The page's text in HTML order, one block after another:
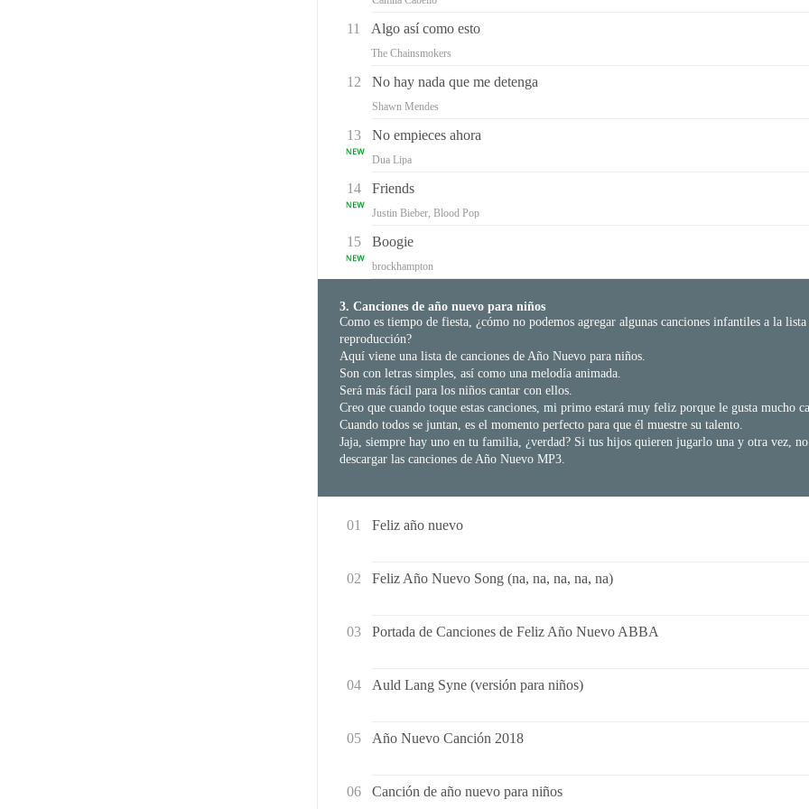
11 Algo así como esto
The Chainsmokers
12 No hay nada que me detenga
Shawn Mendes
13 No empieces ahora
Dua Lipa
14 Friends
Justin Bieber, Blood Pop
15 Boogie
brockhampton
3. Canciones de año nuevo para niños
Como es tiempo de fiesta, ¿cómo no podemos agregar algunas canciones infantiles a la lista
reproducción?
Aquí viene una lista de canciones de Año Nuevo para niños.
Son con letras simples, así como una melodía animada.
Será más fácil para los niños cantar con ellos.
Creo que cuando toque estas canciones, mi primo estará muy feliz porque le gusta mucho
Cuando todos se juntan, es el momento perfecto para que él muestre su talento.
Jaja, siempre hay uno en tu familia, ¿verdad? Si tus hijos quieren jugarlo una y otra vez,
descargar las canciones de Año Nuevo MP3.
01 Feliz año nuevo
02 Feliz Año Nuevo Song (na, na, na, na, na)
03 Portada de Canciones de Feliz Año Nuevo ABBA
04 Auld Lang Syne (versión para niños)
05 Año Nuevo Canción 2018
06 Canción de año nuevo para niños